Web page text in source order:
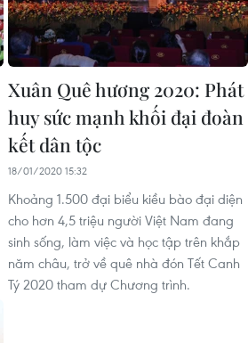
Xuân Quê hương 2020: Phát
huy sức mạnh khối đại đoàn
kết dân tộc
18/01/2020 15:32
Khoảng 1.500 đại biểu kiều bào đại diện
cho hơn 4,5 triệu người Việt Nam đang
sinh sống, làm việc và học tập trên khắp
năm châu, trở về quê nhà đón Tết Canh
Tý 2020 tham dự Chương trình.